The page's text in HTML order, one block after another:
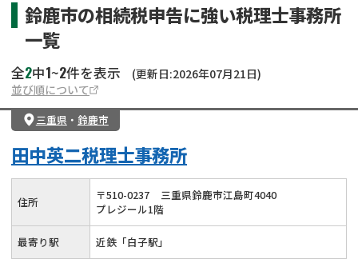
鈴鹿市の相続税申告に強い税理士事務所
一覧
全2中1~2件を表示
(更新日:2026年07月21日)
並び順について
三重県 ・ 鈴鹿市
田中英二税理士事務所
住所 〒510-0237
三重県鈴鹿市江島町4040
プレジール1階
最寄り駅 近鉄「白子駅」